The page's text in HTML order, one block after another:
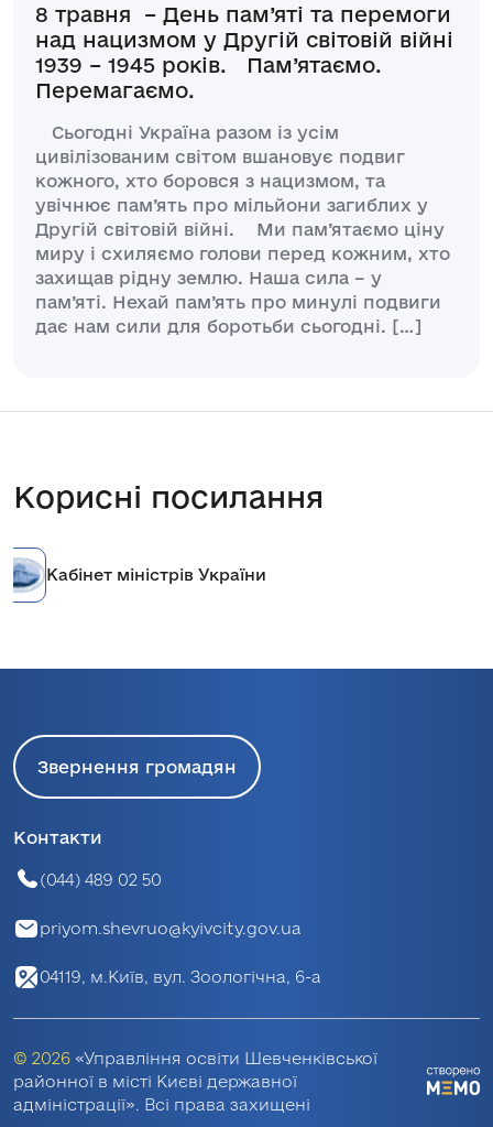
8 травня – День пам’яті та перемоги
над нацизмом у Другій світовій війні
1939 – 1945 років. Пам’ятаємо.
Перемагаємо.
Сьогодні Україна разом із усім
цивілізованим світом вшановує подвиг
кожного, хто боровся з нацизмом, та
увічнює пам’ять про мільйони загиблих у
Другій світовій війні. Ми пам’ятаємо ціну
миру і схиляємо голови перед кожним, хто
захищав рідну землю. Наша сила – у
пам’яті. Нехай пам’ять про минулі подвиги
дає нам сили для боротьби сьогодні. […]
Корисні посилання
Кабінет міністрів України
Звернення громадян
Контакти
(044) 489 02 50
priyom.shevruo@kyivcity.gov.ua
04119, м.Київ, вул. Зоологічна, 6-а
© 2026 «Управління освіти Шевченківської
районної в місті Києві державної
адміністрації». Всі права захищені